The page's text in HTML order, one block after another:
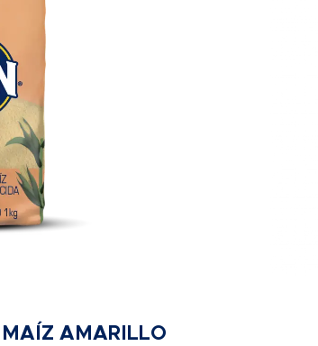
MAÍZ AMARILLO